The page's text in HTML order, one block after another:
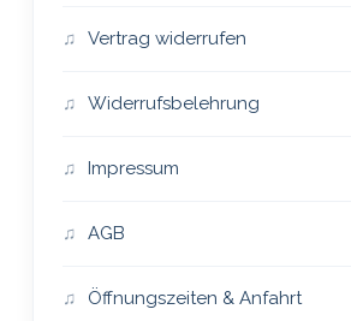
Vertrag widerrufen
Widerrufsbelehrung
Impressum
AGB
Öffnungszeiten & Anfahrt